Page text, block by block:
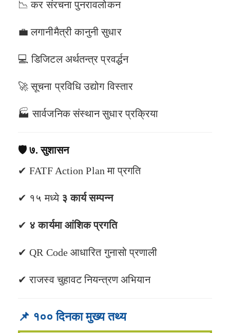
📉 कर संरचना पुनरावलोकन
💼 लगानीमैत्री कानुनी सुधार
💻 डिजिटल अर्थतन्त्र प्रवर्द्धन
🚀 सूचना प्रविधि उद्योग विस्तार
🏭 सार्वजनिक संस्थान सुधार प्रक्रिया
🛡️ ७. सुशासन
✔ FATF Action Plan मा प्रगति
✔ १५ मध्ये ३ कार्य सम्पन्न
✔ ४ कार्यमा आंशिक प्रगति
✔ QR Code आधारित गुनासो प्रणाली
✔ राजस्व चुहावट नियन्त्रण अभियान
📌 १०० दिनका मुख्य तथ्य